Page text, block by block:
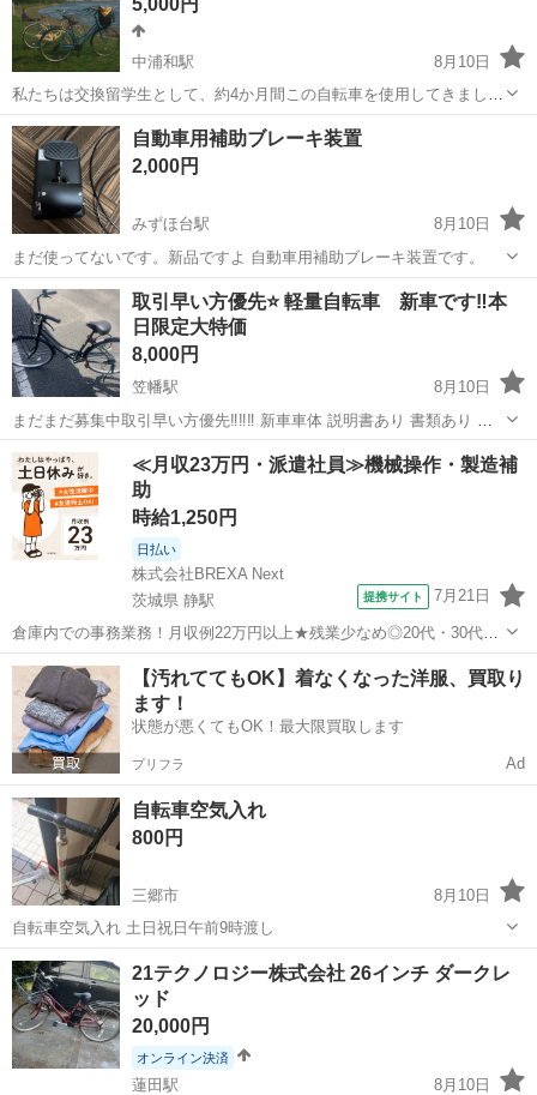
中浦和駅
8月10日
私たちは交換留学生として、約4か月間この自転車を使用してきまし
た。 帰国のため、私たちの自転車2台をお譲りすることになりまし
た。 なお、色違いでもう1台同時に出品しております。青色の方が若
干大きめのサイズで、どちらか...
埼玉 さいたま市 中浦和駅 自転車
自動車用補助ブレーキ装置
2,000円
みずほ台駅
8月10日
まだ使ってないです。新品ですよ 自動車用補助ブレーキ装置です。
埼玉 富士見市 みずほ台駅 その他
取引早い方優先⭐️ 軽量自転車 新車です‼️本
日限定大特価
8,000円
笠幡駅
8月10日
まだまだ募集中取引早い方優先‼️‼️‼️ 新車車体 説明書あり 書類あり 鍵2
本 脱着式LEDライトTYPE-C充電式 カラー：ブラック、ホワイト ■フ
レームサイズ：380mm ■寸法 全長(約)：1760mm 全幅(約)...
埼玉 川越市 笠幡駅 自転車 サドル
≪月収23万円・派遣社員≫機械操作・製造補
助
時給1,250円
日払い
株式会社BREXA Next
茨城県 静駅
提携サイト 7月21日
倉庫内での事務業務！月収例22万円以上★残業少なめ◎20代・30代・
40代の男女活躍中！空調完備で快適作業★食堂利用可◎マイカー通勤
OK◎無料駐車場完備！《茨城県常陸大宮市》 人気の工場のお仕事 ◇
電子部品製造倉庫内の事務...
茨城 常陸大宮市 その他
【汚れててもOK】着なくなった洋服、買取り
ます！
状態が悪くてもOK！最大限買取します
プリフラ Ad
自転車空気入れ
800円
三郷市
8月10日
自転車空気入れ 土日祝日午前9時渡し
埼玉 三郷市 その他
21テクノロジー株式会社 26インチ ダークレ
ッド
20,000円
オンライン決済
蓮田駅
8月10日